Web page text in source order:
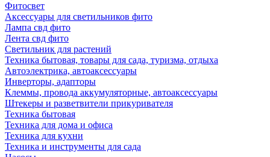
Фитосвет
Аксессуары для светильников фито
Лампа свд фито
Лента свд фито
Светильник для растений
Техника бытовая, товары для сада, туризма, отдыха
Автоэлектрика, автоаксессуары
Инверторы, адапторы
Клеммы, провода аккумуляторные, автоаксессуары
Штекеры и разветвители прикуривателя
Техника бытовая
Техника для дома и офиса
Техника для кухни
Техника и инструменты для сада